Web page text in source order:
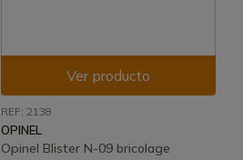
Ver producto
REF: 2138
OPINEL
Opinel Blister N-09 bricolage